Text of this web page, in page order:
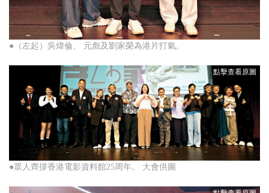
●（左起）吳煒倫、 元彪及劉家榮為港片打氣。
●眾人齊撐香港電影資料館25周年。 大會供圖